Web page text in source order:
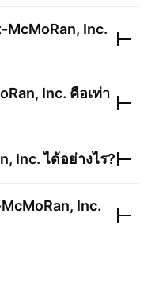
McMoRan, Inc.
Inc. คือเท่า
Inc.ได้อย่างไร?
Inc.